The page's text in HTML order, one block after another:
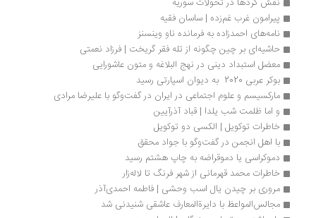
پیرامون غرب غم‌زده | ساسان فقیه
نامه‌های احمدزاده به فرمانده ناو وینسنز
حاشیه‌ای بر چین چگونه از تله فقر گریخت | فرزاد نعمتی
معضل استبداد دینی در نهج البلاغه و متون عاشورایی
بوکر عربی 2020  به دیوان اسپارتی رسید
مارکسیسم و علوم اجتماعی در ایران در گفت‌وگو با علیرضا مرادی
و اما ظلمت شب یلدا | قباد آذرآیین
خاطرات توکویل | الکسی دو توکویل
با اهل انجمن در گفت‌وگو با جواد محقق
دموکراسی یا دموقراضه به چاپ هشتم رسید
خاطرات محمد قهرمانی از شهر فرنگ تا لاله‌زار
مروری بر چیدن یال اسب وحشی | فاطمه احمدی‌آذر
مجالس‌المواعظ با دایرةالمعارف عاشقی شنیدنی شد